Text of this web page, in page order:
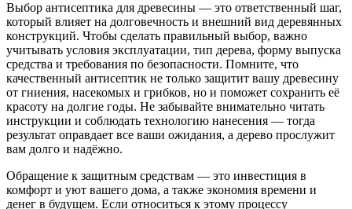
Выбор антисептика для древесины — это ответственный шаг,
который влияет на долговечность и внешний вид деревянных
конструкций. Чтобы сделать правильный выбор, важно
учитывать условия эксплуатации, тип дерева, форму выпуска
средства и требования по безопасности. Помните, что
качественный антисептик не только защитит вашу древесину
от гниения, насекомых и грибков, но и поможет сохранить её
красоту на долгие годы. Не забывайте внимательно читать
инструкции и соблюдать технологию нанесения — тогда
результат оправдает все ваши ожидания, а дерево прослужит
вам долго и надёжно.
Обращение к защитным средствам — это инвестиция в
комфорт и уют вашего дома, а также экономия времени и
денег в будущем. Если относиться к этому процессу